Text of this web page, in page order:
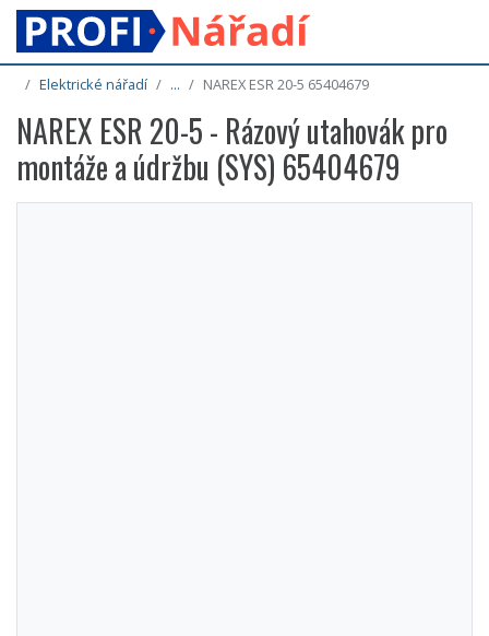
Elektrické nářadí ... NAREX ESR 20-5 65404679
NAREX ESR 20-5 - Rázový utahovák pro
montáže a údržbu (SYS) 65404679